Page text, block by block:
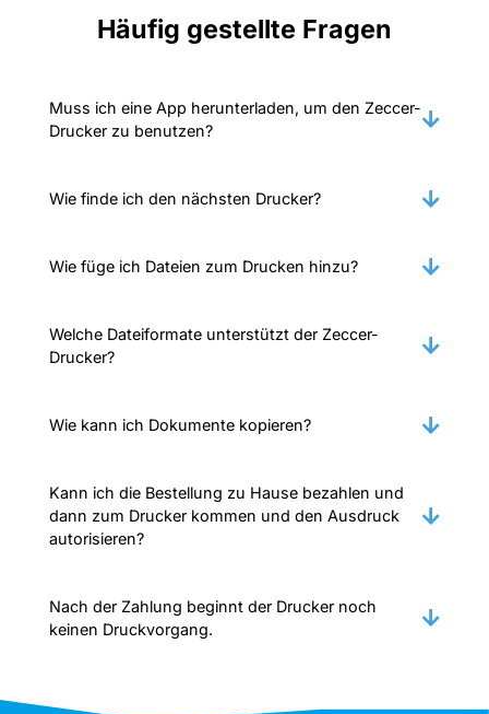
Häufig gestellte Fragen
Muss ich eine App herunterladen, um den Zeccer-
Drucker zu benutzen?
Wie finde ich den nächsten Drucker?
Wie füge ich Dateien zum Drucken hinzu?
Welche Dateiformate unterstützt der Zeccer-
Drucker?
Wie kann ich Dokumente kopieren?
Kann ich die Bestellung zu Hause bezahlen und
dann zum Drucker kommen und den Ausdruck
autorisieren?
Nach der Zahlung beginnt der Drucker noch
keinen Druckvorgang.